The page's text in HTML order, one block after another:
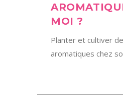
MOI ?
Planter et cultiver
aromatiques chez